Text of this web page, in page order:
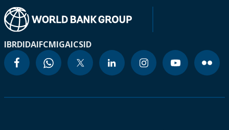
IBRDIDAIFCMIGAICSID